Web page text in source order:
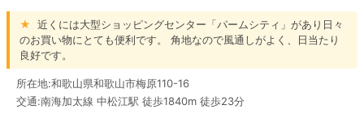
★
近くには大型ショッピングセンター「パームシティ」があり日々
のお買い物にとても便利です。 角地なので風通しがよく、日当たり
良好です。
所在地:和歌山県和歌山市梅原110-16
交通:南海加太線 中松江駅 徒歩1840m 徒歩23分